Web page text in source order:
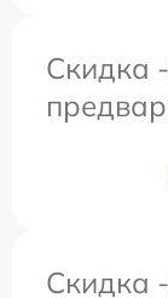
Скидка
Скидка